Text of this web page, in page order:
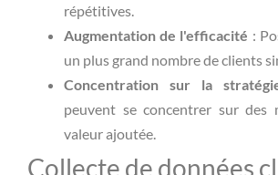
répétitives.
Augmentation de l'efficacité :
un plus grand nombre de clients
Concentration sur la
peuvent se concentrer sur des
valeur ajoutée.
Collecte de données